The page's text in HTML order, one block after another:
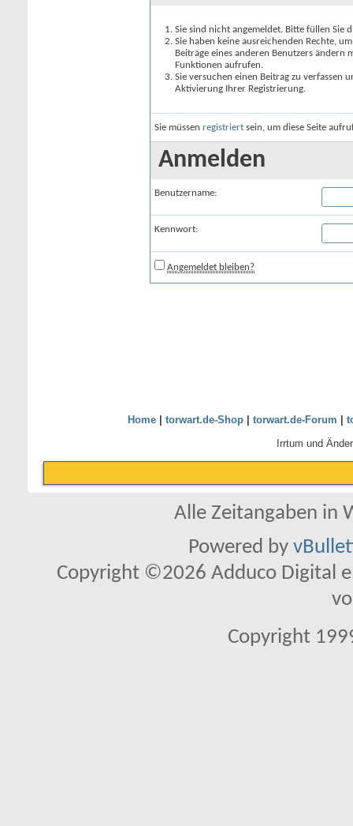
Sie sind nicht angemeldet. Bitte füllen Sie
Sie haben keine ausreichenden Rechte,
Beiträge eines anderen Benutzers
Funktionen aufrufen.
Sie versuchen einen Beitrag zu verfassen
Aktivierung Ihrer Registrierung.
Sie müssen registriert sein, um diese Seite
Anmelden
Benutzername:
Kennwort:
Angemeldet bleiben?
Home| torwart.de-Shop| torwart.de-Forum
Irrtum und
Alle Zeitangaben in
Powered by
Copyright ©2026 Adduco Digital
Copyright